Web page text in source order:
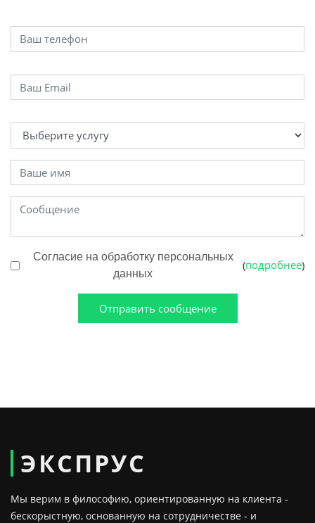
Согласие на обработку персональных
данных
(подробнее)
Отправить сообщение
ЭКСПРУС
Мы верим в философию, ориентированную на клиента -
бескорыстную, основанную на сотрудничестве - и